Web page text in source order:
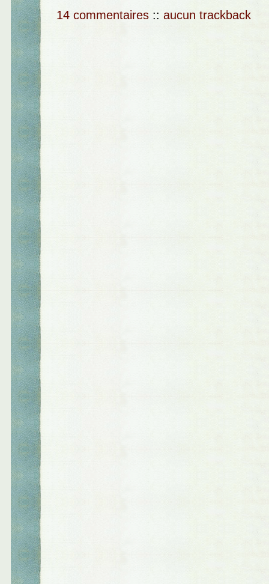
14 commentaires :: aucun trackback